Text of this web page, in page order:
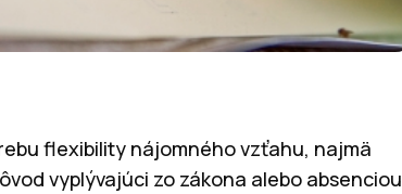
flexibility nájomného vzťahu, najmä
vyplývajúci zo zákona alebo absenciou